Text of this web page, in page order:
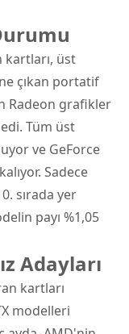
kartları, üst
çıkan portatif
Radeon grafikler
Tüm üst
ve GeForce
Sadece
sırada yer
payı %1,05
Adayları
kartları
modelleri